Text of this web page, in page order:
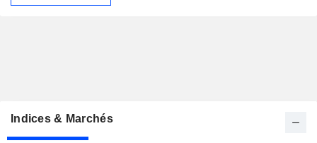
Indices & Marchés